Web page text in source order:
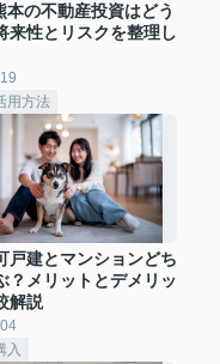
本の不動産投資はどう
来性とリスクを整理し
用方法
戸建とマンションどち
？メリットとデメリッ
解説
入